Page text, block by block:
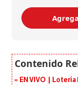
EN VIVO |